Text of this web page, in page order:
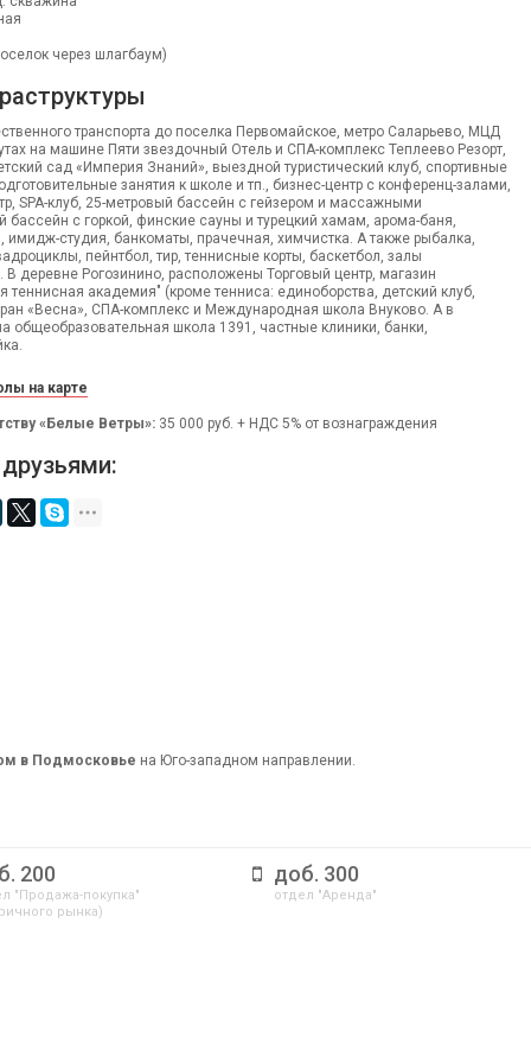
через шлагбаум)
транспорта до поселка Первомайское, метро Саларьево, МЦД
на машине Пяти звездочный Отель и СПА-комплекс Теплеево Резорт,
сад «Империя Знаний», выездной туристический клуб, спортивные
занятия к школе и тп., бизнес-центр с конференц-залами,
SPA-клуб, 25-метровый бассейн с гейзером и массажными
бассейн с горкой, финские сауны и турецкий хамам, арома-баня,
имидж-студия, банкоматы, прачечная, химчистка. А также рыбалка,
пейнтбол, тир, теннисные корты, баскетбол, залы
В деревне Рогозинино, расположены Торговый центр, магазин
теннисная академия" (кроме тенниса: единоборства, детский клуб,
«Весна», СПА-комплекс и Международная школа Внуково. А в
общеобразовательная школа 1391, частные клиники, банки,
на карте
«Белые Ветры»:35 000 руб. + НДС 5% от вознаграждения
в Подмосковье на Юго-западном направлении.
200
"Продажа-покупка"
рынка)
доб. 300
отдел "Аренда"